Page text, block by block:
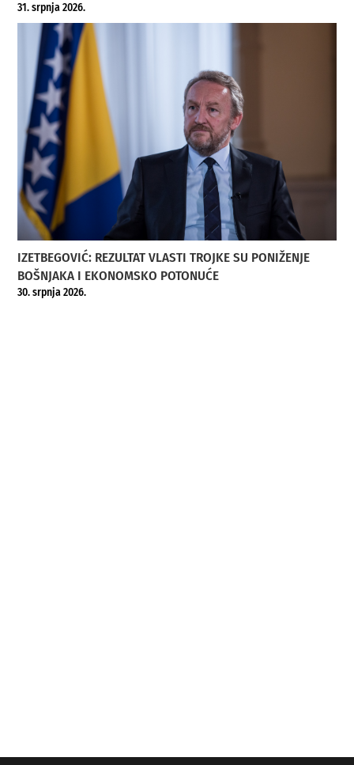
31. srpnja 2026.
IZETBEGOVIĆ: REZULTAT VLASTI TROJKE SU PONIŽENJE
BOŠNJAKA I EKONOMSKO POTONUĆE
30. srpnja 2026.